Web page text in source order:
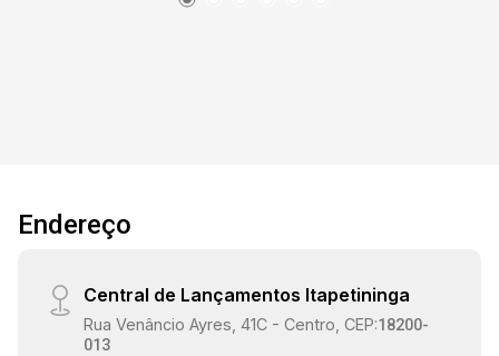
Endereço
Central de Lançamentos Itapetininga
Rua Venâncio Ayres, 41C - Centro, CEP:18200-
013